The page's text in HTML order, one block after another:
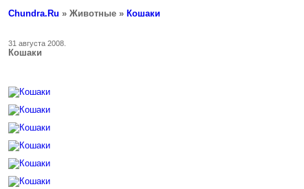
Chundra.Ru » Животные » Кошаки
31 августа 2008.
Кошаки